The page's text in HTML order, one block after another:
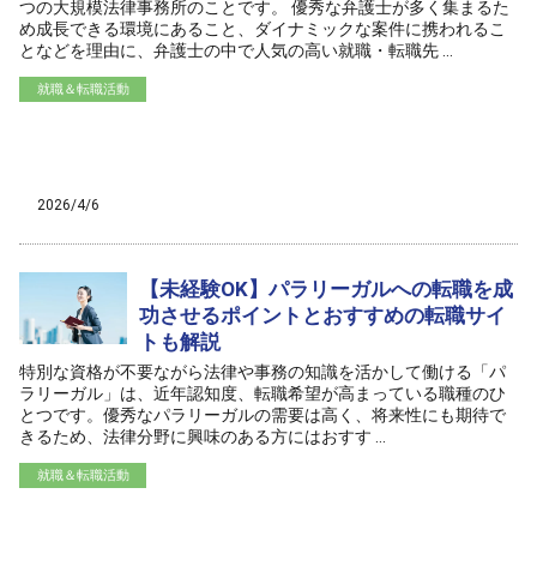
つの大規模法律事務所のことです。 優秀な弁護士が多く集まるた
め成長できる環境にあること、ダイナミックな案件に携われるこ
となどを理由に、弁護士の中で人気の高い就職・転職先 ...
就職＆転職活動
2026/4/6
【未経験OK】パラリーガルへの転職を成
功させるポイントとおすすめの転職サイ
トも解説
特別な資格が不要ながら法律や事務の知識を活かして働ける「パ
ラリーガル」は、近年認知度、転職希望が高まっている職種のひ
とつです。優秀なパラリーガルの需要は高く、将来性にも期待で
きるため、法律分野に興味のある方にはおすす ...
就職＆転職活動